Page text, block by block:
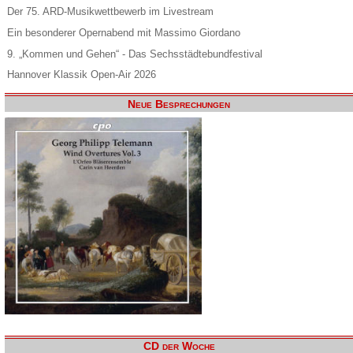
Der 75. ARD-Musikwettbewerb im Livestream
Ein besonderer Opernabend mit Massimo Giordano
9. „Kommen und Gehen“ - Das Sechsstädtebundfestival
Hannover Klassik Open-Air 2026
Neue Besprechungen
CD der Woche